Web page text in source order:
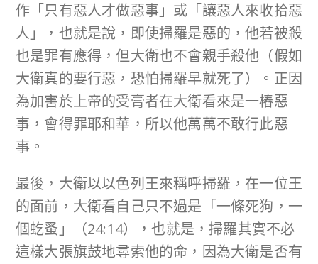
作「只有惡人才做惡事」或「讓惡人來收拾惡
人」，也就是說，即使掃羅是惡的，他若被殺
也是罪有應得，但大衛也不會親手殺他（假如
大衛真的要行惡，恐怕掃羅早就死了）。正因
為加害於上帝的受膏者在大衛看來是一樁惡
事，會得罪耶和華，所以他萬萬不敢行此惡
事。
最後，大衛以以色列王來稱呼掃羅，在一位王
的面前，大衛看自己只不過是「一條死狗，一
個虼蚤」（24:14），也就是，掃羅其實不必
這樣大張旗鼓地尋索他的命，因為大衛是否有